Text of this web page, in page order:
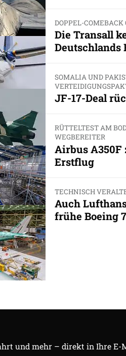
DOPPEL-
Die Transall
SOMALIA UND
JF-17-Deal
RÜTTELTEST AM
WEGBEREITER
Airbus
Erstflug
TECHNISCH
Auch
frühe Boeing
und mehr – direkt in Ihre E-